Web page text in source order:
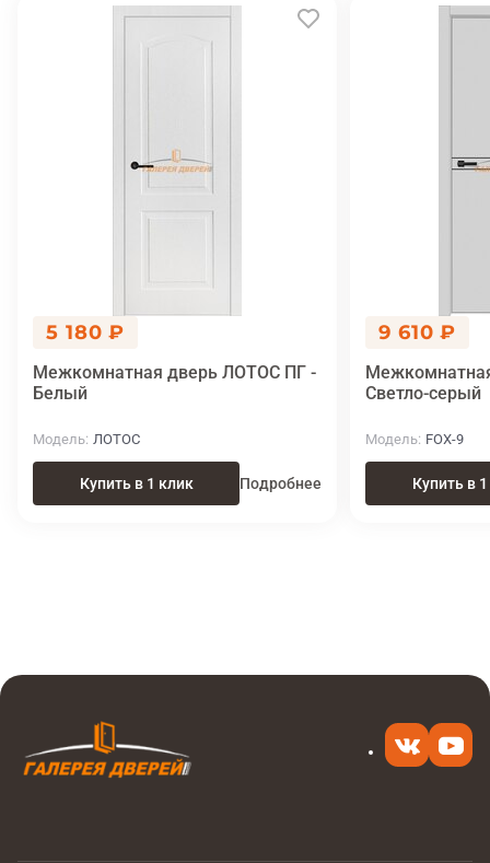
5 180 ₽
Межкомнатная дверь ЛОТОС ПГ -
Белый
Модель ЛОТОС
Купить в 1 клик Подробнее
9 610 ₽
Светло-серый
Модель FOX-9
Купить в